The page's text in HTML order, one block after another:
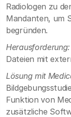
Radiologen zu
Mandanten, um
begründen.
Herausforderung:
Dateien mit
Lösung mit
Funktion von
zusätzliche